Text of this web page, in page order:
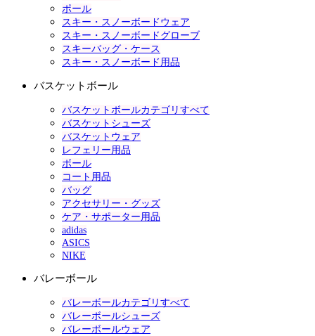
ポール
スキー・スノーボードウェア
スキー・スノーボードグローブ
スキーバッグ・ケース
スキー・スノーボード用品
バスケットボール
バスケットボールカテゴリすべて
バスケットシューズ
バスケットウェア
レフェリー用品
ボール
コート用品
バッグ
アクセサリー・グッズ
ケア・サポーター用品
adidas
ASICS
NIKE
バレーボール
バレーボールカテゴリすべて
バレーボールシューズ
バレーボールウェア